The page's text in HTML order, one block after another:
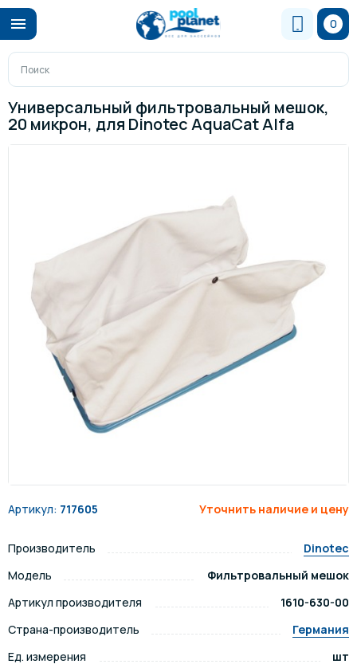
0
Универсальный фильтровальный мешок,
20 микрон, для Dinotec AquaCat Alfa
Артикул: 717605 Уточнить наличие и цену
Производитель
Dinotec
Модель
Фильтровальный мешок
Артикул производителя
1610-630-00
Страна-производитель
Германия
Ед. измерения
шт